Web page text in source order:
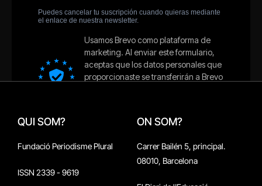
QUI SOM?
Fundació Periodisme Plural
ISSN 2339 - 9619
ON SOM?
Carrer Bailén 5, principal.
08010, Barcelona